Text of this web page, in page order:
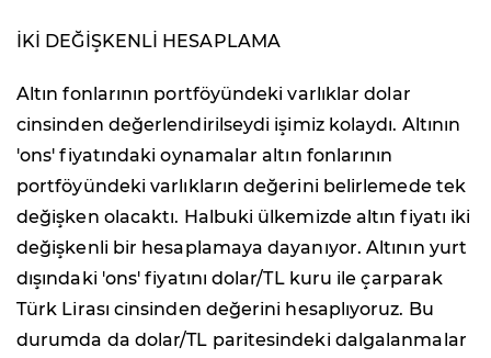
İKİ DEĞİŞKENLİ HESAPLAMA
Altın fonlarının portföyündeki varlıklar dolar
cinsinden değerlendirilseydi işimiz kolaydı. Altının
'ons' fiyatındaki oynamalar altın fonlarının
portföyündeki varlıkların değerini belirlemede tek
değişken olacaktı. Halbuki ülkemizde altın fiyatı iki
değişkenli bir hesaplamaya dayanıyor. Altının yurt
dışındaki 'ons' fiyatını dolar/TL kuru ile çarparak
Türk Lirası cinsinden değerini hesaplıyoruz. Bu
durumda da dolar/TL paritesindeki dalgalanmalar